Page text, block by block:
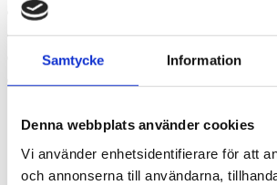
Samtycke Information
Denna webbplats använder cookies
Vi använder enhetsidentifierare för att
och annonserna till användarna,
explosionsskyddad
korrosionsbeständig
mycket brottsäker
Koppar-beryllium (icke-järn-legering)